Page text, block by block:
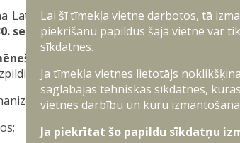
Latvijas pilsoņus vecumā no 18 līdz 27
septembrimpieteikties valsts
militārajam dienestam
varēs veikt:
kājnieku brigādē Ādažos;
Lai šī tīmekļa vietne darbotos, tā
piekrišanu papildus šajā vietnē var
sīkdatnes.
Ja tīmekļa vietnes lietotājs
saglabājas tehniskās sīkdatnes,
vietnes darbību un kuru
Ja piekrītat šo papildu sīkdatņu